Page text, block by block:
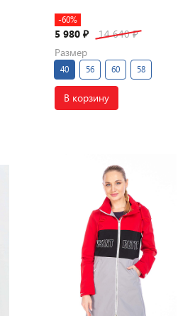
-60%
5 980₽ 14 640₽
Размер
40 56 60 58
В корзину